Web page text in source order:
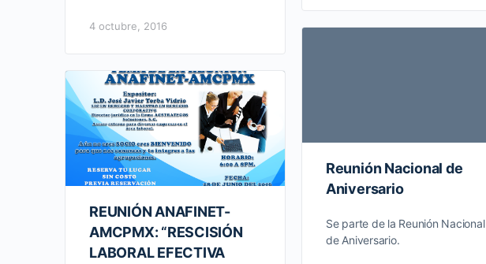
4 octubre, 2016
Reunión Nacional de
Aniversario
Se parte de la Reunión Nacional
de Aniversario.
REUNIÓN ANAFINET-
AMCPMX: “RESCISIÓN
LABORAL EFECTIVA